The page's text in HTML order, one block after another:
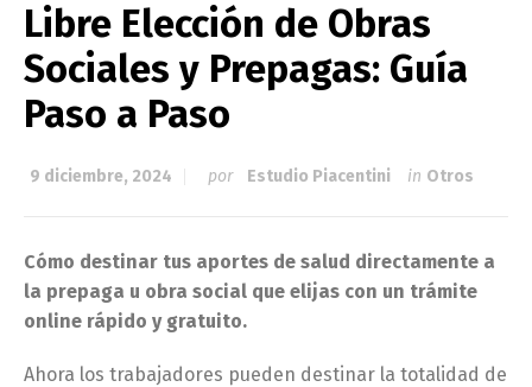
Libre Elección de Obras
Sociales y Prepagas: Guía
Paso a Paso
9 diciembre, 2024 por Estudio Piacentini in Otros
Cómo destinar tus aportes de salud directamente a
la prepaga u obra social que elijas con un trámite
online rápido y gratuito.
Ahora los trabajadores pueden destinar la totalidad de